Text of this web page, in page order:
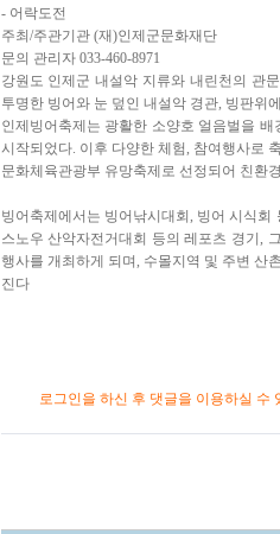
- 어락도전
주최/주관기관 (재)인제군문화재단
문의 관리자 033-460-8971
강원도 인제군 내설악 지류와 내린천의 관
투명한 빙어와 눈 덮인 내설악 경관, 빙판위
인제빙어축제는 광활한 소양호 얼음벌을
시작되었다. 이후 다양한 체험, 참여행사로
문화체육관광부 유망축제로 선정되어 친환
빙어축제에서는 빙어낚시대회, 빙어 시식
스노우 산악자전거대회 등의 레포츠 경기,
행사를 개최하게 되며, 수몰지역 및 주변 산
진다
로그인을 하신 후 댓글을 이용하실 수